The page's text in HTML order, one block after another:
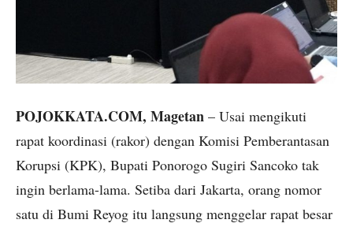
POJOKKATA.COM, Magetan – Usai mengikuti
rapat koordinasi (rakor) dengan Komisi Pemberantasan
Korupsi (KPK), Bupati Ponorogo Sugiri Sancoko tak
ingin berlama-lama. Setiba dari Jakarta, orang nomor
satu di Bumi Reyog itu langsung menggelar rapat besar